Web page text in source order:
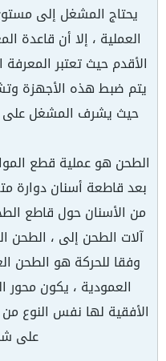
يحتاج المشغل إلى
العملية ، إلا أن قاعدة
الأقدم حيث تعتبر المعرفة
يتم ضبط هذه الأجهزة
حيث يشرف المشغل على
الطحن هو عملية قطع
بعد قاطعة أسنان دوارة
من الأسنان حول قاطع
آلات الطحن إلى ،
وفقا للحركة هو الطحن
العمودية ، يكون محور
على